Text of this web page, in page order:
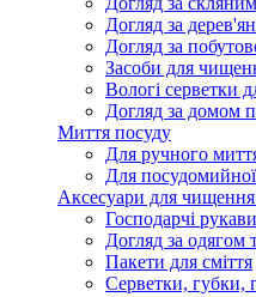
Догляд за
Догляд за
Засоби для
Вологі серветки
Догляд за домом
Миття посуду
Для ручного
Для
Аксесуари для
Господарчі
Догляд за одягом
Пакети для сміття
Серветки, губки,